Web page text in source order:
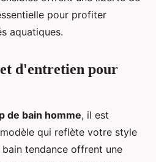
pour profiter
aquatiques.
d'entretien pour
de bain homme, il est
qui reflète votre style
tendance offrent une